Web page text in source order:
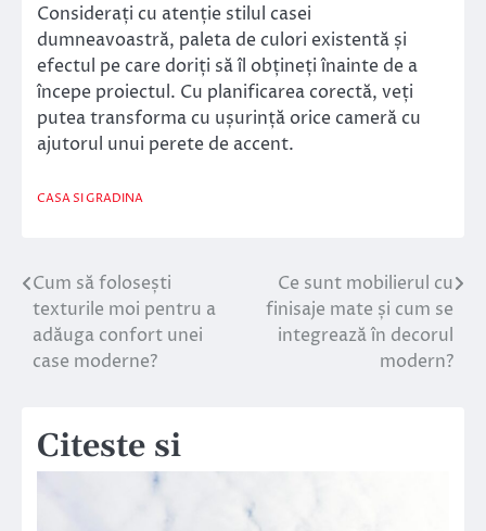
Considerați cu atenție stilul casei
dumneavoastră, paleta de culori existentă și
efectul pe care doriți să îl obțineți înainte de a
începe proiectul. Cu planificarea corectă, veți
putea transforma cu ușurință orice cameră cu
ajutorul unui perete de accent.
CASA SI GRADINA
Navigare
în
articole
Cum să folosești
texturile moi pentru a
adăuga confort unei
case moderne?
Ce sunt mobilierul cu
finisaje mate și cum se
integrează în decorul
modern?
Citeste si